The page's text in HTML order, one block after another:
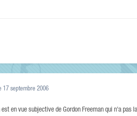
17 septembre 2006
est en vue subjective de Gordon Freeman qui n'a pas